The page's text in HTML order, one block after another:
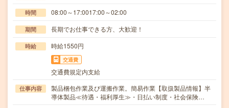
時間 08:00～17:0017:00～02:00
期間 長期でお仕事できる方、大歓迎！
時給 時給1550円
交通費
交通費規定内支給
仕事内容
製品梱包作業及び運搬作業。簡易作業【取扱製品情報】半
導体製品≪待遇・福利厚生≫・日払い制度・社会保険…